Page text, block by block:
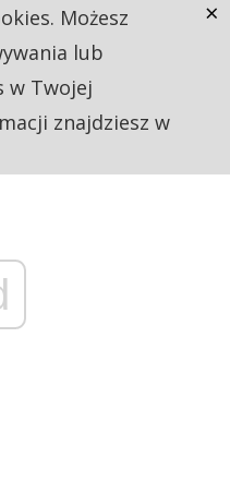
Możesz
lub
w Twojej
znajdziesz w
×